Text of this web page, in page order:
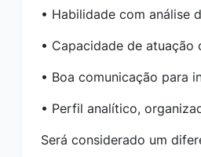
• Habilidade com análise
• Capacidade de
• Boa comunicação para
• Perfil analítico,
Será considerado um